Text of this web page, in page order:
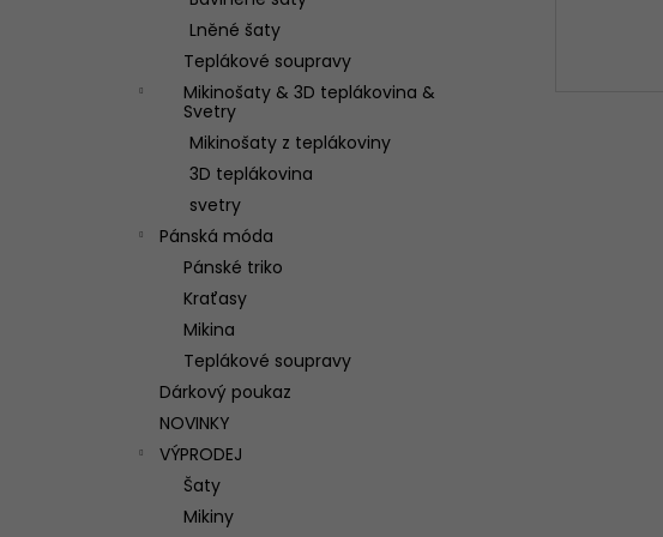
Lněné šaty
Teplákové soupravy
Mikinošaty & 3D teplákovina &
Svetry
Mikinošaty z teplákoviny
3D teplákovina
svetry
Pánská móda
Pánské triko
Kraťasy
Mikina
Teplákové soupravy
Dárkový poukaz
NOVINKY
VÝPRODEJ
Šaty
Mikiny
TEPLÁKOVÁ SOUPRAVA WILD
3 250 Kč